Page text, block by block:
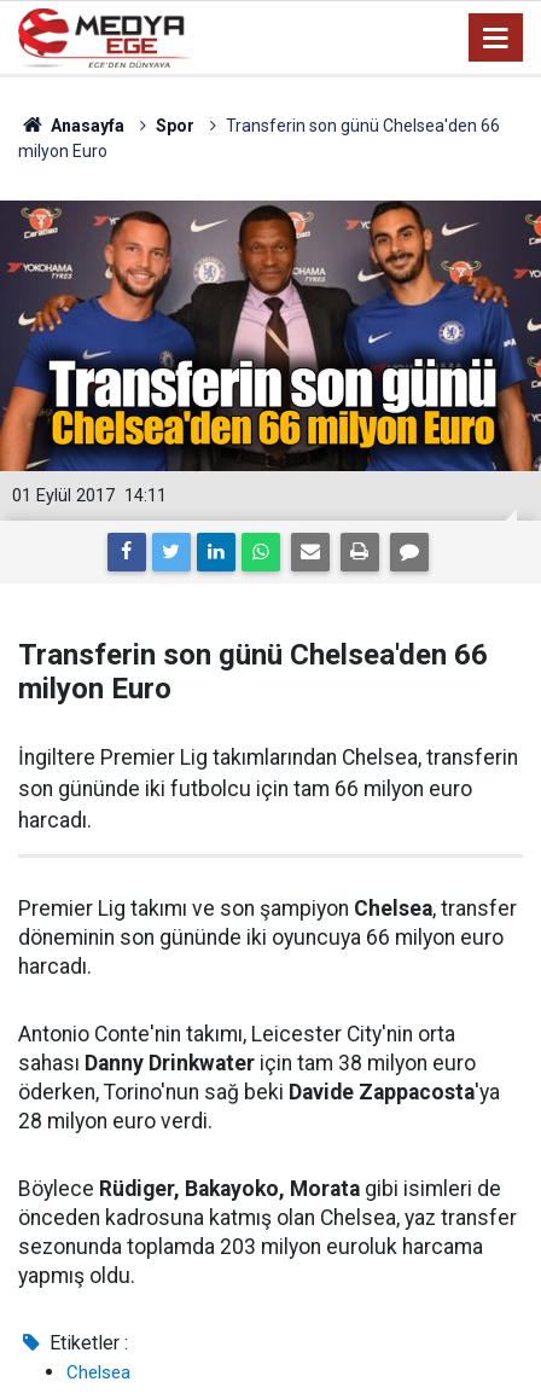
Anasayfa Spor
Transferin son günü Chelsea'den 66
milyon Euro
14:11
01 Eylül 2017
Transferin son günü Chelsea'den 66
milyon Euro
İngiltere Premier Lig takımlarından Chelsea, transferin
son gününde iki futbolcu için tam 66 milyon euro
harcadı.
Premier Lig takımı ve son şampiyon Chelsea, transfer
döneminin son gününde iki oyuncuya 66 milyon euro
harcadı.
Antonio Conte'nin takımı, Leicester City'nin orta
sahası Danny Drinkwater için tam 38 milyon euro
öderken, Torino'nun sağ beki Davide Zappacosta'ya
28 milyon euro verdi.
Böylece Rüdiger, Bakayoko, Morata gibi isimleri de
önceden kadrosuna katmış olan Chelsea, yaz transfer
sezonunda toplamda 203 milyon euroluk harcama
yapmış oldu.
Etiketler :
Chelsea